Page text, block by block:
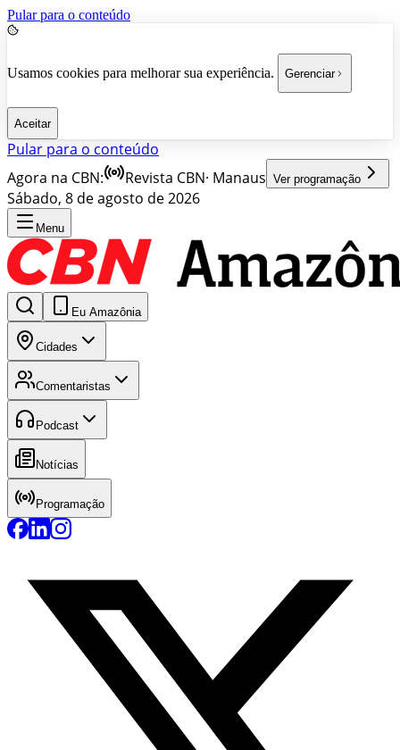
Pular para o conteúdo
Usamos cookies para melhorar sua experiência. Gerenciar
Aceitar
Pular para o conteúdo
Agora na CBN:
Revista CBN· Manaus Ver programação
Sábado, 8 de agosto de 2026
Menu
Eu Amazônia
Cidades
Comentaristas
Podcast
Notícias
Programação